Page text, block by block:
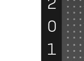
0
1